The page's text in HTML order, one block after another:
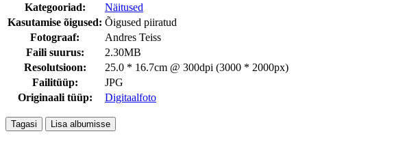
Kategooriad:
Näitused
Kasutamise õigused: Õigused piiratud
Fotograaf:
Andres Teiss
Faili suurus:
2.30MB
Resolutsioon:
25.0 * 16.7cm @ 300dpi (3000 * 2000px)
Failitüüp:
JPG
Originaali tüüp:
Digitaalfoto